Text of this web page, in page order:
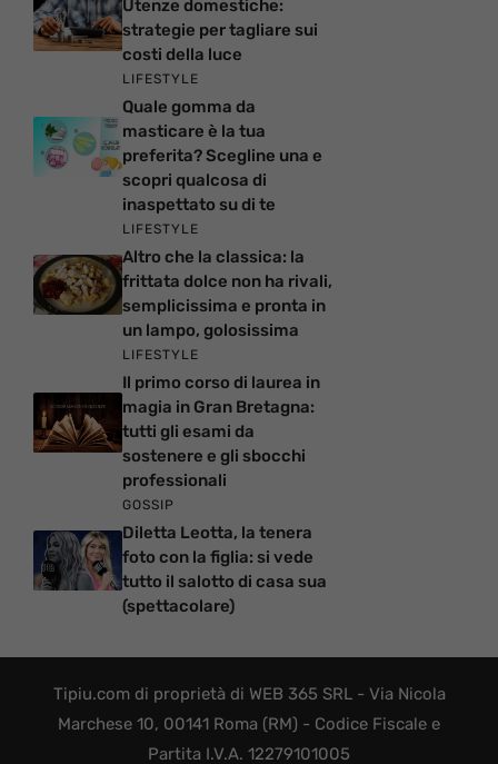
Utenze domestiche:
strategie per tagliare sui
costi della luce
LIFESTYLE
Quale gomma da
masticare è la tua
preferita? Scegline una e
scopri qualcosa di
inaspettato su di te
LIFESTYLE
Altro che la classica: la
frittata dolce non ha rivali,
semplicissima e pronta in
un lampo, golosissima
LIFESTYLE
Il primo corso di laurea in
magia in Gran Bretagna:
tutti gli esami da
sostenere e gli sbocchi
professionali
GOSSIP
Diletta Leotta, la tenera
foto con la figlia: si vede
tutto il salotto di casa sua
(spettacolare)
Tipiu.com di proprietà di WEB 365 SRL - Via Nicola
Marchese 10, 00141 Roma (RM) - Codice Fiscale e
Partita I.V.A. 12279101005